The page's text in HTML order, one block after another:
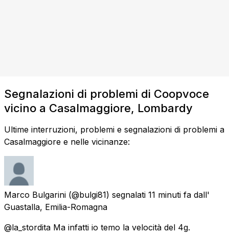
Segnalazioni di problemi di Coopvoce
vicino a Casalmaggiore, Lombardy
Ultime interruzioni, problemi e segnalazioni di problemi a
Casalmaggiore e nelle vicinanze:
Marco Bulgarini (@bulgi81) segnalati 11 minuti fa dall'
Guastalla, Emilia-Romagna
@la_stordita Ma infatti io temo la velocità del 4g.